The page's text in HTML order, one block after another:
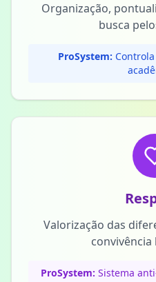
Organização,
busca
ProSystem:
Valorização das
ProSystem: Sistema